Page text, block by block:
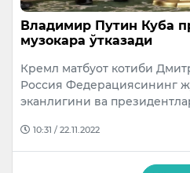
Владимир Путин Куба
музокара ўтказади
Кремл матбуот котиби
Россия Федерациясининг
эканлигини ва
10:31 / 22.11.2022